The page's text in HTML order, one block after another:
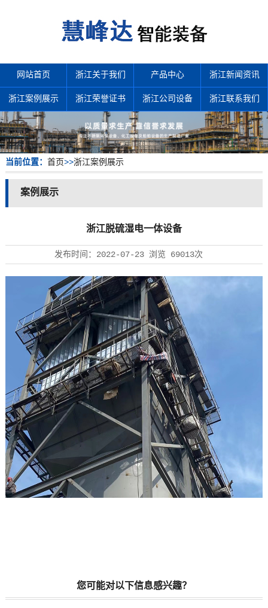
网站首页 浙江关于我们 产品中心 浙江新闻资讯
浙江案例展示 浙江荣誉证书 浙江公司设备 浙江联系我们
当前位置： 首页>>浙江案例展示
案例展示
浙江脱硫湿电一体设备
发布时间： 2022-07-23浏览 69013次
您可能对以下信息感兴趣？